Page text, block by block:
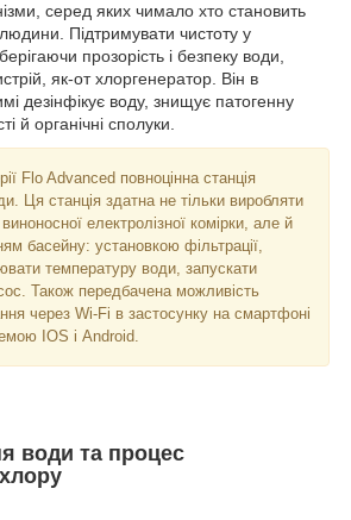
серед яких чимало хто становить
Підтримувати чистоту у
прозорість і безпеку води,
як-от хлоргенератор. Він в
дезінфікує воду, знищує патогенну
й органічні сполуки.
Flo Advanced повноцінна станція
Ця станція здатна не тільки виробляти
електролізної комірки, але й
басейну: установкою фільтрації,
температуру води, запускати
Також передбачена можливість
через Wi-Fi в застосунку на смартфоні
IOS і Android.
води та процес